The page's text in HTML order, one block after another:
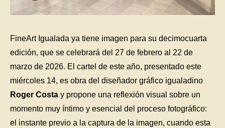
FineArt Igualada ya tiene imagen para su decimocuarta
edición, que se celebrará del 27 de febrero al 22 de
marzo de 2026. El cartel de este año, presentado este
miércoles 14, es obra del diseñador gráfico igualadino
Roger Costa y propone una reflexión visual sobre un
momento muy íntimo y esencial del proceso fotográfico:
el instante previo a la captura de la imagen, cuando esta